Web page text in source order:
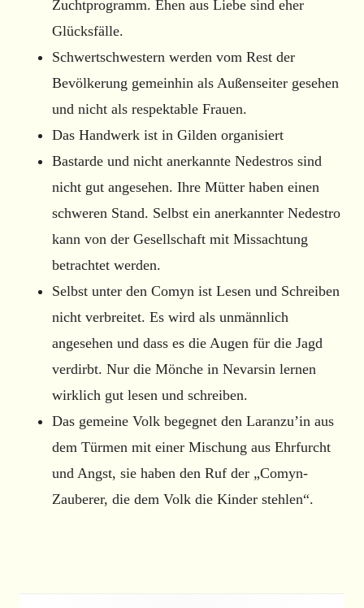
Zuchtprogramm. Ehen aus Liebe sind eher
Glücksfälle.
Schwertschwestern werden vom Rest der
Bevölkerung gemeinhin als Außenseiter gesehen
und nicht als respektable Frauen.
Das Handwerk ist in Gilden organisiert
Bastarde und nicht anerkannte Nedestros sind
nicht gut angesehen. Ihre Mütter haben einen
schweren Stand. Selbst ein anerkannter Nedestro
kann von der Gesellschaft mit Missachtung
betrachtet werden.
Selbst unter den Comyn ist Lesen und Schreiben
nicht verbreitet. Es wird als unmännlich
angesehen und dass es die Augen für die Jagd
verdirbt. Nur die Mönche in Nevarsin lernen
wirklich gut lesen und schreiben.
Das gemeine Volk begegnet den Laranzu’in aus
dem Türmen mit einer Mischung aus Ehrfurcht
und Angst, sie haben den Ruf der „Comyn-
Zauberer, die dem Volk die Kinder stehlen“.